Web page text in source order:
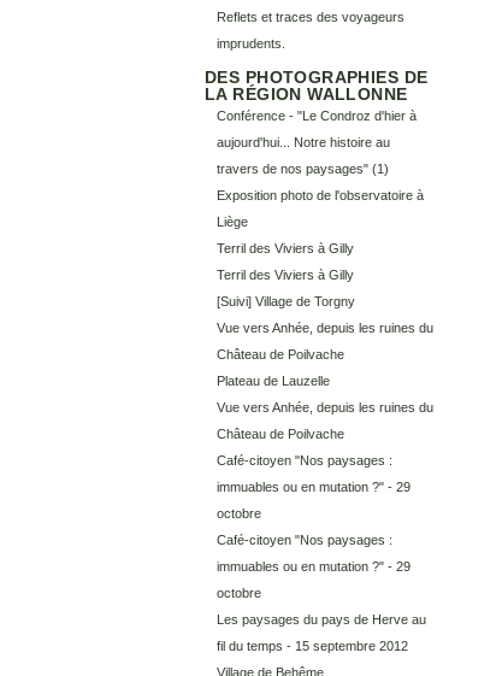
Reflets et traces des voyageurs
imprudents.
DES PHOTOGRAPHIES DE
LA RÉGION WALLONNE
Conférence - "Le Condroz d'hier à
aujourd'hui... Notre histoire au
travers de nos paysages" (1)
Exposition photo de l'observatoire à
Liège
Terril des Viviers à Gilly
Terril des Viviers à Gilly
[Suivi] Village de Torgny
Vue vers Anhée, depuis les ruines du
Château de Poilvache
Plateau de Lauzelle
Vue vers Anhée, depuis les ruines du
Château de Poilvache
Café-citoyen "Nos paysages :
immuables ou en mutation ?" - 29
octobre
Café-citoyen "Nos paysages :
immuables ou en mutation ?" - 29
octobre
Les paysages du pays de Herve au
fil du temps - 15 septembre 2012
Village de Behême